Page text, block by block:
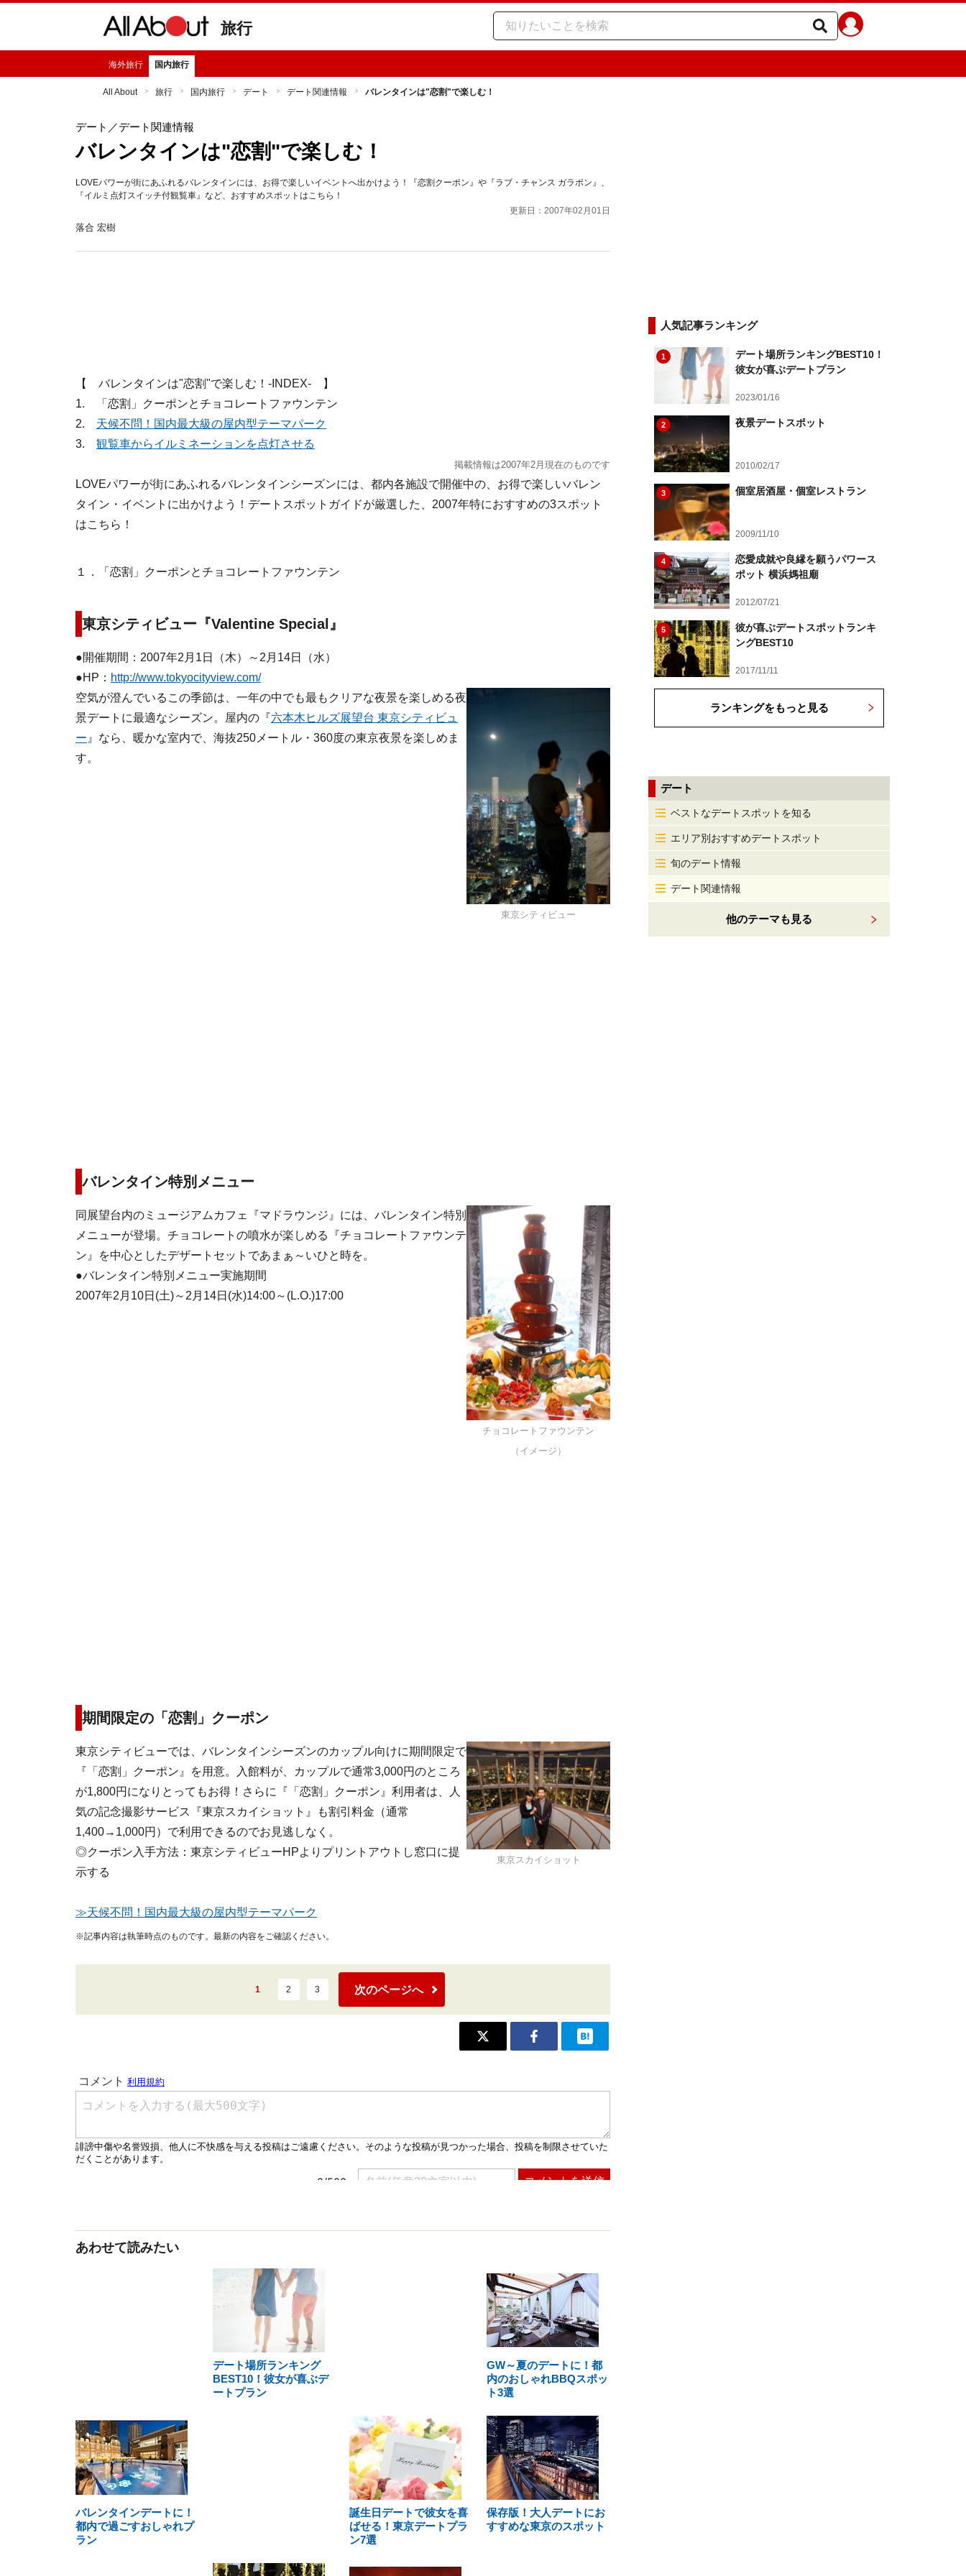
旅行
海外旅行 国内旅行
All About 旅行 国内旅行 デート デート関連情報 バレンタインは"恋割"で楽しむ！
デート ／デート関連情報
バレンタインは"恋割"で楽しむ！
LOVEパワーが街にあふれるバレンタインには、お得で楽しいイベントへ出かけよう！『恋割クーポン』や『ラブ・チャンス ガラポン』、
『イルミ点灯スイッチ付観覧車』など、おすすめスポットはこちら！
更新日：2007年02月01日
落合 宏樹
【 バレンタインは"恋割"で楽しむ！-INDEX- 】
1. 「恋割」クーポンとチョコレートファウンテン
2. 天候不問！国内最大級の屋内型テーマパーク
3. 観覧車からイルミネーションを点灯させる
掲載情報は2007年2月現在のものです
LOVEパワーが街にあふれるバレンタインシーズンには、都内各施設で開催中の、お得で楽しいバレン
タイン・イベントに出かけよう！デートスポットガイドが厳選した、2007年特におすすめの3スポット
はこちら！
１．「恋割」クーポンとチョコレートファウンテン
東京シティビュー『Valentine Special』
●開催期間：2007年2月1日（木）～2月14日（水）
●HP： http://www.tokyocityview.com/
空気が澄んでいるこの季節は、一年の中でも最もクリアな夜景を楽しめる夜
景デートに最適なシーズン。屋内の『六本木ヒルズ展望台 東京シティビュ
ー 』なら、暖かな室内で、海抜250メートル・360度の東京夜景を楽しめま
す。
東京シティビュー
バレンタイン特別メニュー
同展望台内のミュージアムカフェ『マドラウンジ』には、バレンタイン特別
メニューが登場。チョコレートの噴水が楽しめる『チョコレートファウンテ
ン』を中心としたデザートセットであまぁ～いひと時を。
●バレンタイン特別メニュー実施期間
2007年2月10日(土)～2月14日(水)14:00～(L.O.)17:00
チョコレートファウンテン
（イメージ）
期間限定の「恋割」クーポン
東京シティビューでは、バレンタインシーズンのカップル向けに期間限定で
『「恋割」クーポン』を用意。入館料が、カップルで通常3,000円のところ
が1,800円になりとってもお得！さらに『「恋割」クーポン』利用者は、人
気の記念撮影サービス『東京スカイショット』も割引料金（通常
1,400→1,000円）で利用できるのでお見逃しなく。
◎クーポン入手方法：東京シティビューHPよりプリントアウトし窓口に提
示する
東京スカイショット
≫天候不問！国内最大級の屋内型テーマパーク
※記事内容は執筆時点のものです。最新の内容をご確認ください。
1 2 3 次のページへ
あわせて読みたい
デート場所ランキング
BEST10！彼女が喜ぶデ
ートプラン
GW～夏のデートに！都
内のおしゃれBBQスポッ
ト3選
バレンタインデートに！
都内で過ごすおしゃれプ
ラン
誕生日デートで彼女を喜
ばせる！東京デートプラ
ン7選
保存版！大人デートにお
すすめな東京のスポット
人気記事ランキング
1
デート場所ランキングBEST10！
彼女が喜ぶデートプラン
2023/01/16
2 夜景デートスポット
2010/02/17
3 個室居酒屋・個室レストラン
2009/11/10
4
恋愛成就や良縁を願うパワース
ポット 横浜媽祖廟
2012/07/21
5
彼が喜ぶデートスポットランキ
ングBEST10
2017/11/11
ランキングをもっと見る
デート
ベストなデートスポットを知る
エリア別おすすめデートスポット
旬のデート情報
デート関連情報
他のテーマも見る